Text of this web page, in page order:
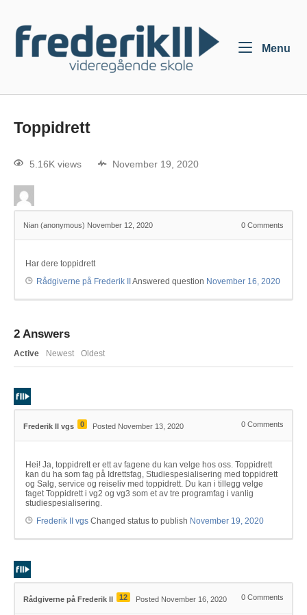
Menu
Toppidrett
5.16K views November 19, 2020
Nian (anonymous) November 12, 2020 0 Comments
Har dere toppidrett
Rådgiverne på Frederik II
Answered question November 16, 2020
2 Answers
Active Newest Oldest
Frederik II vgs 0 Posted November 13, 2020 0 Comments
Hei! Ja, toppidrett er ett av fagene du kan velge hos oss. Toppidrett
kan du ha som fag på Idrettsfag, Studiespesialisering med toppidrett
og Salg, service og reiseliv med toppidrett. Du kan i tillegg velge
faget Toppidrett i vg2 og vg3 som et av tre programfag i vanlig
studiespesialisering.
Frederik II vgs Changed status to publish November 19, 2020
Rådgiverne på Frederik II 12 Posted November 16, 2020 0 Comments